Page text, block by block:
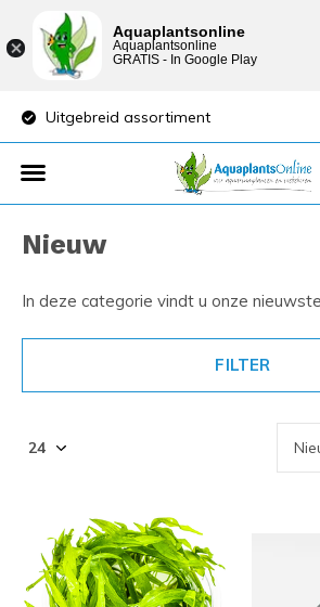
assortiment
Nieuw
In deze categorie vindt u onze
FILTER
Aquaplantsonline
Aquaplantsonline
GRATIS - In Google Play